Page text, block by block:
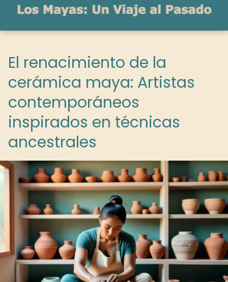
El renacimiento de la
cerámica maya: Artistas
contemporáneos
inspirados en técnicas
ancestrales